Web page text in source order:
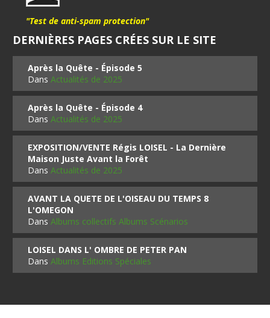
"Test de anti-spam protection"
DERNIÈRES PAGES CRÉES SUR LE SITE
Après la Quête - Épisode 5
DansActualités de 2025
Après la Quête - Épisode 4
DansActualités de 2025
EXPOSITION/VENTE Régis LOISEL - La Dernière
Maison Juste Avant la Forêt
DansActualités de 2025
AVANT LA QUETE DE L'OISEAU DU TEMPS 8
L'OMEGON
DansAlbums collectifs Albums Scénarios
LOISEL DANS L' OMBRE DE PETER PAN
DansAlbums Editions Spéciales